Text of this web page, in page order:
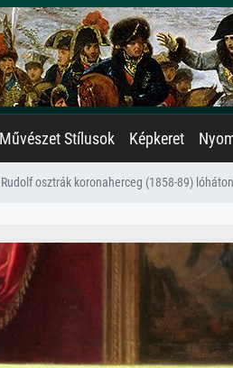
Művészet Stílusok Képkeret
Rudolf osztrák koronaherceg (1858-89)